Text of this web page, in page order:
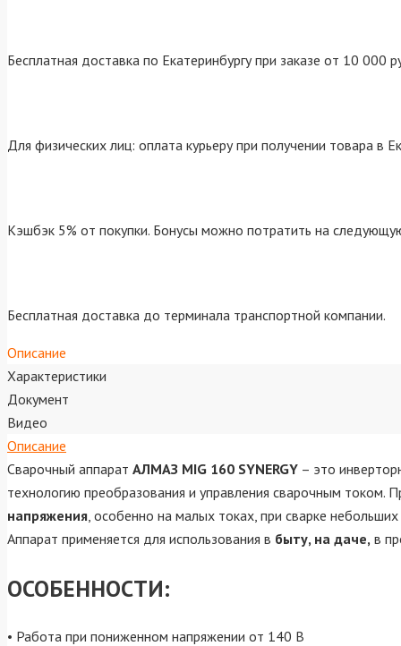
Бесплатная доставка по Екатеринбургу при заказе от 10 000
Для физических лиц: оплата курьеру при получении товара в
Кэшбэк 5% от покупки. Бонусы можно потратить на
Бесплатная доставка до терминала транспортной компании.
Описание
Характеристики
Документ
Видео
Описание
Сварочный аппарат АЛМАЗ MIG 160 SYNERGY – это
технологию преобразования и управления сварочным
напряжения, особенно на малых токах, при сварке
Аппарат применяется для использования в быту, на даче, в
ОСОБЕННОСТИ:
• Работа при пониженном напряжении от 140 В